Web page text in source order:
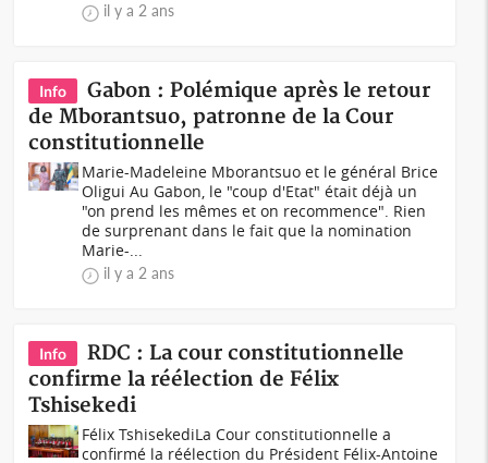
il y a 2 ans
Info
Gabon : Polémique après le retour
de Mborantsuo, patronne de la Cour
constitutionnelle
Marie-Madeleine Mborantsuo et le général Brice
Oligui Au Gabon, le "coup d'Etat" était déjà un
"on prend les mêmes et on recommence". Rien
de surprenant dans le fait que la nomination
Marie-...
il y a 2 ans
Info
RDC : La cour constitutionnelle
confirme la réélection de Félix
Tshisekedi
Félix TshisekediLa Cour constitutionnelle a
confirmé la réélection du Président Félix-Antoine